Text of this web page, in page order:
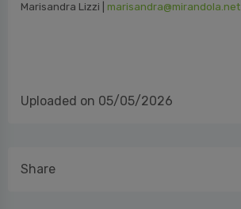
Marisandra Lizzi | marisandra@mirandola.net
Uploaded on 05/05/2026
Share